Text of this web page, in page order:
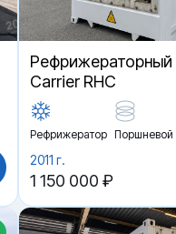
Рефрижераторный
Carrier RHC
Рефрижератор Поршневой
2011 г.
1 150 000 ₽